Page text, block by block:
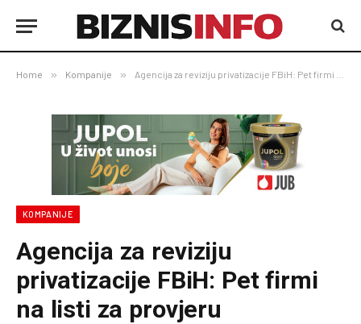
Home » Kompanije » Agencija za reviziju privatizacije FBiH: Pet firmi na listi za provjeru
KOMPANIJE
Agencija za reviziju
privatizacije FBiH: Pet firmi
na listi za provjeru